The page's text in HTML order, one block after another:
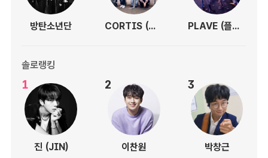
방탄소년단 CORTIS (코르티스) PLAVE (플레이브)
솔로랭킹
1
진 (JIN)
2
이찬원
3
박창근